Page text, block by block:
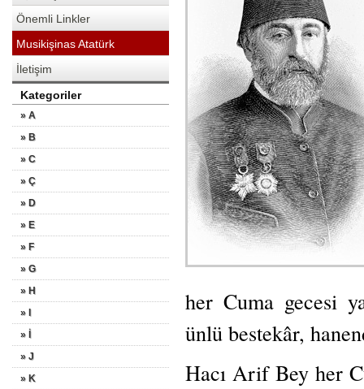
Önemli Linkler
Musikişinas Atatürk
İletişim
Kategoriler
» A
» B
» C
» Ç
» D
» E
» F
» G
» H
» I
» İ
» J
» K
her Cuma gecesi
ünlü bestekâr,
Hacı Arif Bey her